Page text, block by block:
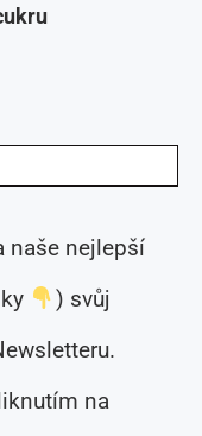
naše nejlepší
) svůj
na